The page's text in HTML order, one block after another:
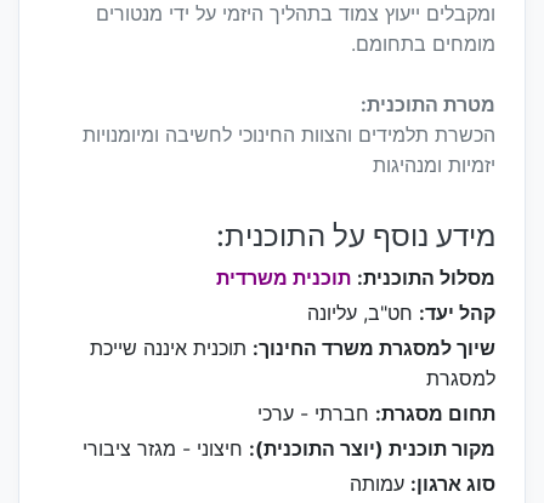
ומקבלים ייעוץ צמוד בתהליך היזמי על ידי מנטורים
מומחים בתחומם.
מטרת התוכנית:
הכשרת תלמידים והצוות החינוכי לחשיבה ומיומנויות
יזמיות ומנהיגות
מידע נוסף על התוכנית:
מסלול התוכנית: תוכנית משרדית
קהל יעד: חט"ב, עליונה
שיוך למסגרת משרד החינוך: תוכנית איננה שייכת
למסגרת
תחום מסגרת: חברתי - ערכי
מקור תוכנית (יוצר התוכנית): חיצוני - מגזר ציבורי
סוג ארגון: עמותה